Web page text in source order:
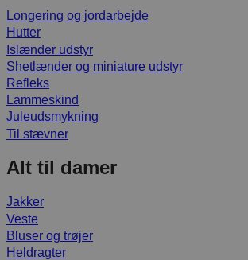
Longering og jordarbejde
Hutter
Islænder udstyr
Shetlænder og miniature udstyr
Refleks
Lammeskind
Juleudsmykning
Til stævner
Alt til damer
Jakker
Veste
Bluser og trøjer
Heldragter